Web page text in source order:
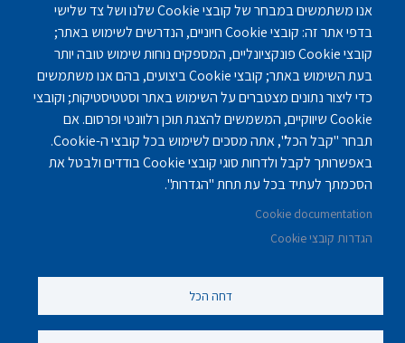
בית אבות בפתח תקוה
בית בלב כפר סבא
בית אבות בחיפה
פנחס לבון 18 ,לב יסמין, קומה-2, נתניה
077-5420695
אנו משתמשים במבחר של קובצי Cookie שלנו ושל צד שלישי
בדפי אתר זה: קובצי Cookie חיוניים, הנדרשים לשימוש באתר;
קובצי Cookie פונקציונליים, המספקים נוחות שימוש טובה יותר
בעת השימוש באתר; קובצי Cookie ביצועים, בהם אנו משתמשים
כדי ליצור נתונים מצטברים על השימוש באתר וסטטיסטיקות; וקובצי
Cookie שיווקיים, המשמשים להצגת תוכן רלוונטי ופרסום. אם
תבחר "קבל הכל", אתה מסכים לשימוש בכל קובצי ה-Cookie.
באפשרותך לקבל ולדחות סוגי קובצי Cookie בודדים ולבטל את
הסכמתך לעתיד בכל עת תחת "הגדרות".
Cookie documentation
הגדרות קובצי Cookie
דחה הכל
נוקה ווב סטודיו2010 - 2025.
כול הזכויות שמורות לסטודיו נוקה